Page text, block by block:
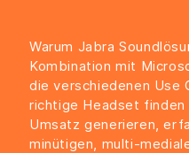
Warum Jabra
Kombination mit
die verschiedenen Use
richtige Headset finden
Umsatz generieren,
minütigen, multi-